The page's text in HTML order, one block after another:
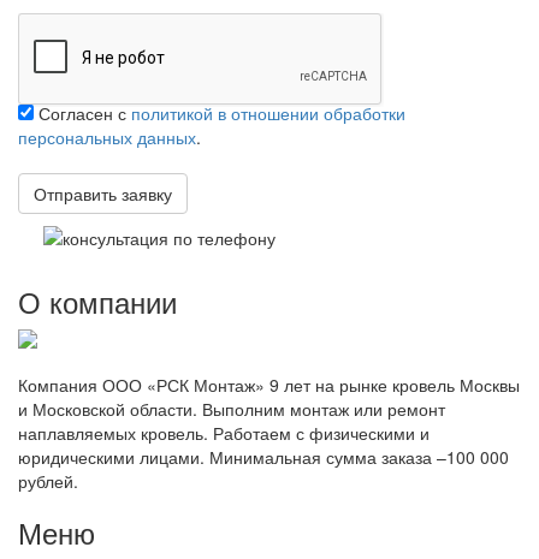
Согласен с политикой в отношении обработки
персональных данных.
О компании
Компания ООО «РСК Монтаж» 9 лет на рынке кровель Москвы
и Московской области. Выполним монтаж или ремонт
наплавляемых кровель. Работаем с физическими и
юридическими лицами. Минимальная сумма заказа –100 000
рублей.
Меню